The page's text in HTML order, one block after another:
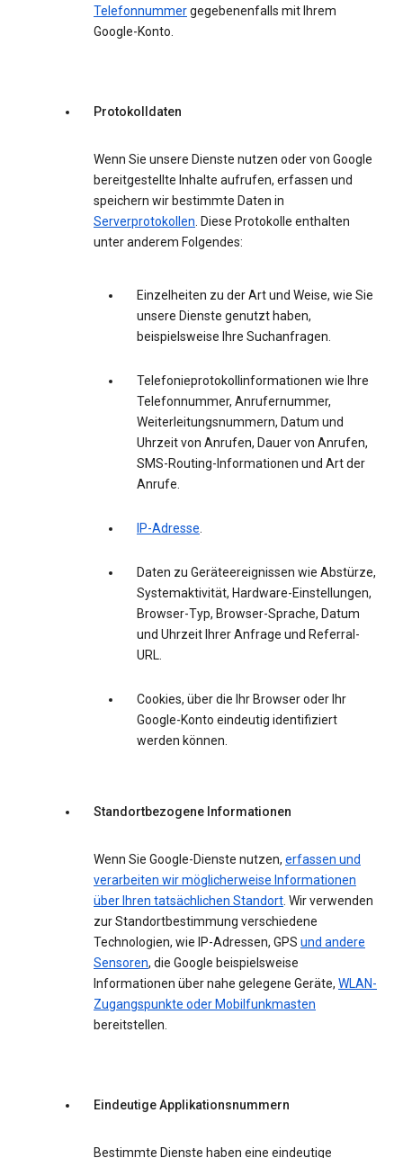
Telefonnummergegebenenfalls mit Ihrem
Google-Konto.
Protokolldaten
Wenn Sie unsere Dienste nutzen oder von Google
bereitgestellte Inhalte aufrufen, erfassen und
speichern wir bestimmte Daten in
Serverprotokollen. Diese Protokolle enthalten
unter anderem Folgendes:
Einzelheiten zu der Art und Weise, wie Sie
unsere Dienste genutzt haben,
beispielsweise Ihre Suchanfragen.
Telefonieprotokollinformationen wie Ihre
Telefonnummer, Anrufernummer,
Weiterleitungsnummern, Datum und
Uhrzeit von Anrufen, Dauer von Anrufen,
SMS-Routing-Informationen und Art der
Anrufe.
IP-Adresse.
Daten zu Geräteereignissen wie Abstürze,
Systemaktivität, Hardware-Einstellungen,
Browser-Typ, Browser-Sprache, Datum
und Uhrzeit Ihrer Anfrage und Referral-
URL.
Cookies, über die Ihr Browser oder Ihr
Google-Konto eindeutig identifiziert
werden können.
Standortbezogene Informationen
Wenn Sie Google-Dienste nutzen, erfassen und
verarbeiten wir möglicherweise Informationen
über Ihren tatsächlichen Standort. Wir verwenden
zur Standortbestimmung verschiedene
Technologien, wie IP-Adressen, GPS und andere
Sensoren, die Google beispielsweise
Informationen über nahe gelegene Geräte, WLAN-
Zugangspunkte oder Mobilfunkmasten
bereitstellen.
Eindeutige Applikationsnummern
Bestimmte Dienste haben eine eindeutige